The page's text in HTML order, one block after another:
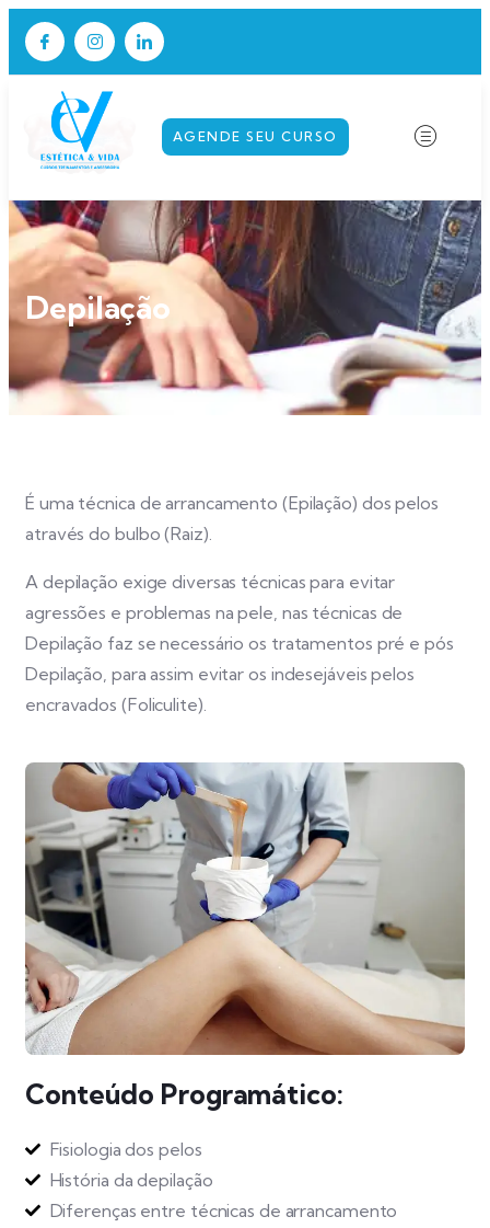
AGENDE SEU CURSO
Depilação
É uma técnica de arrancamento (Epilação) dos pelos
através do bulbo (Raiz).
A depilação exige diversas técnicas para evitar
agressões e problemas na pele, nas técnicas de
Depilação faz se necessário os tratamentos pré e pós
Depilação, para assim evitar os indesejáveis pelos
encravados (Foliculite).
Conteúdo Programático:
Fisiologia dos pelos
História da depilação
Diferenças entre técnicas de arrancamento